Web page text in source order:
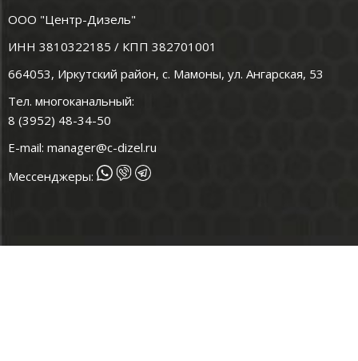
ООО "Центр-Дизель"
ИНН 3810322185 / КПП 382701001
664053, Иркутский район, с. Мамоны, ул. Ангарская, 53
Тел. многоканальный:
8 (3952) 48-34-50
E-mail: manager@c-dizel.ru
Мессенджеры: